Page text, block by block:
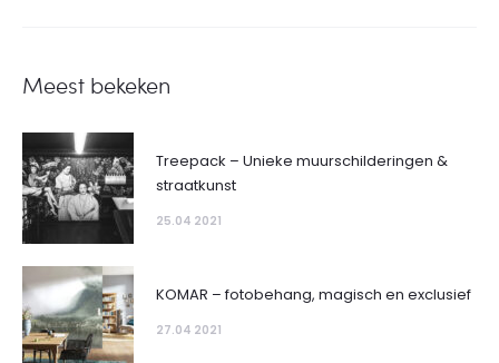
Meest bekeken
Treepack – Unieke muurschilderingen &
straatkunst
25.04 2021
KOMAR – fotobehang, magisch en exclusief
27.04 2021